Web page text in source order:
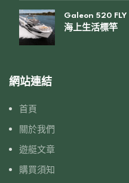
Galeon 520
海上生活標竿
網站連結
首頁
關於我們
遊艇文章
購買須知